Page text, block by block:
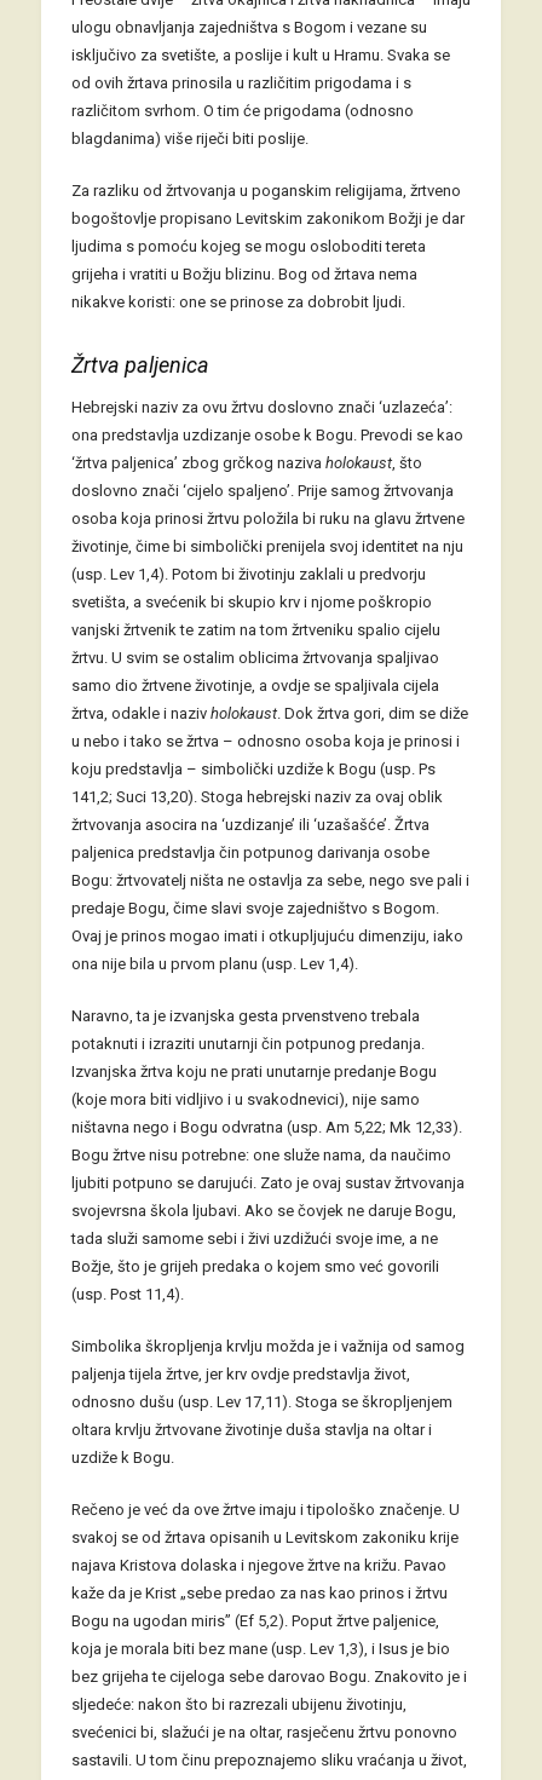
ulogu obnavljanja zajedništva s Bogom i vezane su
isključivo za svetište, a poslije i kult u Hramu. Svaka se
od ovih žrtava prinosila u različitim prigodama i s
različitom svrhom. O tim će prigodama (odnosno
blagdanima) više riječi biti poslije.
Za razliku od žrtvovanja u poganskim religijama, žrtveno
bogoštovlje propisano Levitskim zakonikom Božji je dar
ljudima s pomoću kojeg se mogu osloboditi tereta
grijeha i vratiti u Božju blizinu. Bog od žrtava nema
nikakve koristi: one se prinose za dobrobit ljudi.
Žrtva paljenica
Hebrejski naziv za ovu žrtvu doslovno znači ‘uzlazeća’:
ona predstavlja uzdizanje osobe k Bogu. Prevodi se kao
‘žrtva paljenica’ zbog grčkog naziva holokaust, što
doslovno znači ‘cijelo spaljeno’. Prije samog žrtvovanja
osoba koja prinosi žrtvu položila bi ruku na glavu žrtvene
životinje, čime bi simbolički prenijela svoj identitet na nju
(usp. Lev 1,4). Potom bi životinju zaklali u predvorju
svetišta, a svećenik bi skupio krv i njome poškropio
vanjski žrtvenik te zatim na tom žrtveniku spalio cijelu
žrtvu. U svim se ostalim oblicima žrtvovanja spaljivao
samo dio žrtvene životinje, a ovdje se spaljivala cijela
žrtva, odakle i naziv holokaust. Dok žrtva gori, dim se diže
u nebo i tako se žrtva – odnosno osoba koja je prinosi i
koju predstavlja – simbolički uzdiže k Bogu (usp. Ps
141,2; Suci 13,20). Stoga hebrejski naziv za ovaj oblik
žrtvovanja asocira na ‘uzdizanje’ ili ‘uzašašće’. Žrtva
paljenica predstavlja čin potpunog darivanja osobe
Bogu: žrtvovatelj ništa ne ostavlja za sebe, nego sve pali i
predaje Bogu, čime slavi svoje zajedništvo s Bogom.
Ovaj je prinos mogao imati i otkupljujuću dimenziju, iako
ona nije bila u prvom planu (usp. Lev 1,4).
Naravno, ta je izvanjska gesta prvenstveno trebala
potaknuti i izraziti unutarnji čin potpunog predanja.
Izvanjska žrtva koju ne prati unutarnje predanje Bogu
(koje mora biti vidljivo i u svakodnevici), nije samo
ništavna nego i Bogu odvratna (usp. Am 5,22; Mk 12,33).
Bogu žrtve nisu potrebne: one služe nama, da naučimo
ljubiti potpuno se darujući. Zato je ovaj sustav žrtvovanja
svojevrsna škola ljubavi. Ako se čovjek ne daruje Bogu,
tada služi samome sebi i živi uzdižući svoje ime, a ne
Božje, što je grijeh predaka o kojem smo već govorili
(usp. Post 11,4).
Simbolika škropljenja krvlju možda je i važnija od samog
paljenja tijela žrtve, jer krv ovdje predstavlja život,
odnosno dušu (usp. Lev 17,11). Stoga se škropljenjem
oltara krvlju žrtvovane životinje duša stavlja na oltar i
uzdiže k Bogu.
Rečeno je već da ove žrtve imaju i tipološko značenje. U
svakoj se od žrtava opisanih u Levitskom zakoniku krije
najava Kristova dolaska i njegove žrtve na križu. Pavao
kaže da je Krist „sebe predao za nas kao prinos i žrtvu
Bogu na ugodan miris” (Ef 5,2). Poput žrtve paljenice,
koja je morala biti bez mane (usp. Lev 1,3), i Isus je bio
bez grijeha te cijeloga sebe darovao Bogu. Znakovito je i
sljedeće: nakon što bi razrezali ubijenu životinju,
svećenici bi, slažući je na oltar, rasječenu žrtvu ponovno
sastavili. U tom činu prepoznajemo sliku vraćanja u život,